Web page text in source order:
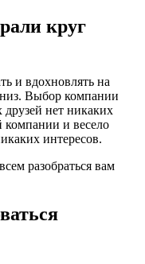
круг
и вдохновлять на
Выбор компании
нет никаких
компании и весело
интересов.
разобраться вам